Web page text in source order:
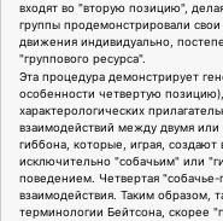
входят во "вторую позицию",
группы продемонстрировали
движения индивидуально,
"группового ресурса".
Эта процедура демонстрирует
особенности четвертую
характерологических
взаимодействий между двумя
гиббона, которые, играя,
исключительно "собачьим" или
поведением. Четвертая "собачье-
взаимодействия. Таким образом,
терминологии Бейтсона, скорее